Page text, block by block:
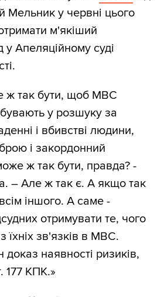
Мельник у червні цього
м'якіший
у Апеляційному суді
ж так бути, щоб МВС
у розшуку за
і вбивстві людини,
і закордонний
ж так бути, правда? -
– Але ж так є. А якщо так
іншого. А саме -
отримувати те, чого
їхніх зв'язків в МВС.
наявності ризиків,
177 КПК.»